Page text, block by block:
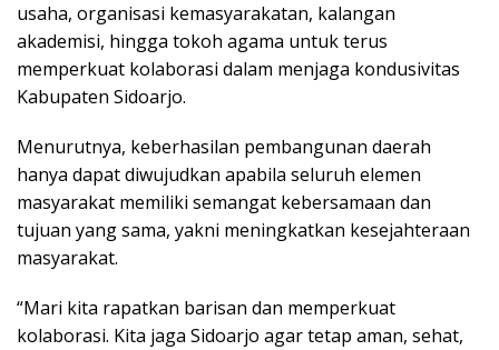
usaha, organisasi kemasyarakatan, kalangan
akademisi, hingga tokoh agama untuk terus
memperkuat kolaborasi dalam menjaga kondusivitas
Kabupaten Sidoarjo.
Menurutnya, keberhasilan pembangunan daerah
hanya dapat diwujudkan apabila seluruh elemen
masyarakat memiliki semangat kebersamaan dan
tujuan yang sama, yakni meningkatkan kesejahteraan
masyarakat.
“Mari kita rapatkan barisan dan memperkuat
kolaborasi. Kita jaga Sidoarjo agar tetap aman, sehat,